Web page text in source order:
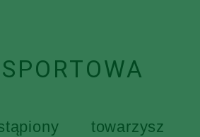
towarzysz